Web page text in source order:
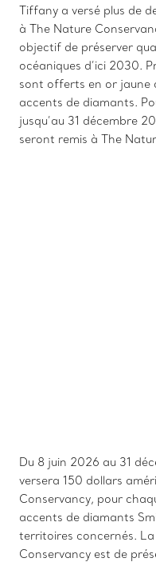
Tiffany a versé plus de
à The Nature
objectif de préserver
océaniques d’ici 2030.
sont offerts en or jaune
accents de diamants.
jusqu’au 31 décembre
seront remis à The
Du 8 juin 2026 au 31
versera 150 dollars
Conservancy, pour
accents de diamants
territoires concernés.
Conservancy est de